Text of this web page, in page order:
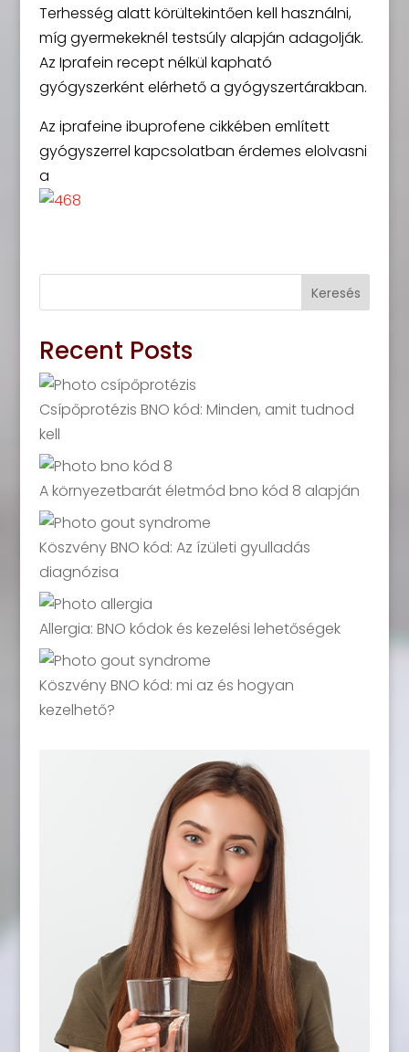
Terhesség alatt körültekintően kell használni,
míg gyermekeknél testsúly alapján adagolják.
Az Iprafein recept nélkül kapható
gyógyszerként elérhető a gyógyszertárakban.
Az iprafeine ibuprofene cikkében említett
gyógyszerrel kapcsolatban érdemes elolvasni
a
Keresés
Recent Posts
Csípőprotézis BNO kód: Minden, amit tudnod
kell
A környezetbarát életmód bno kód 8 alapján
Köszvény BNO kód: Az ízületi gyulladás
diagnózisa
Allergia: BNO kódok és kezelési lehetőségek
Köszvény BNO kód: mi az és hogyan
kezelhető?